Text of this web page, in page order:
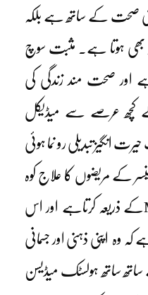
صحت کے ساتھ ہے بلکہ
بھی ہوتا ہے۔ مثبت سوچ
اور صحت مند زندگی کی
کچھ عرصے سے میڈیکل
انگیز تبدیلی رو نما ہوئی
کے مریضوں کا علاج کوہ
پیمائی Mountain Climbingکے ذریعہ کرتاہے اور اس
وہ اپنی ذہنی اور جسمانی
ساتھ ہولسٹک میڈیسن